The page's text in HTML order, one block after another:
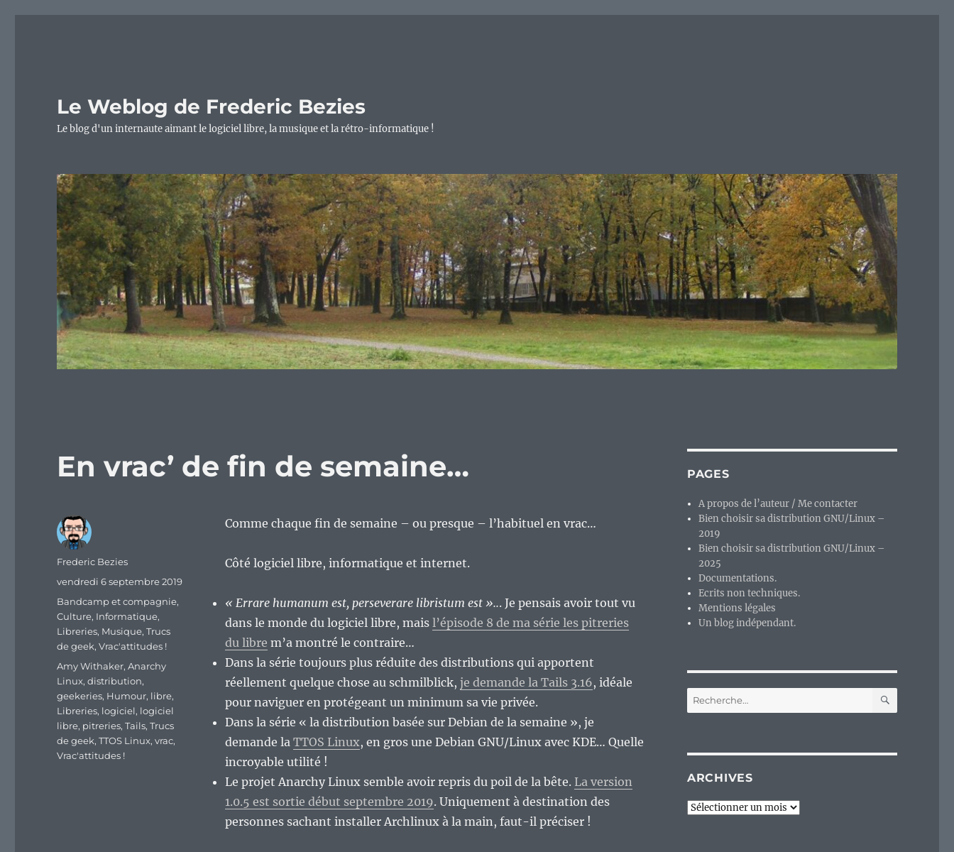
Le Weblog de Frederic Bezies
Le blog d'un internaute aimant le logiciel libre, la musique et la rétro-informatique !
En vrac’ de fin de semaine…
Comme chaque fin de semaine – ou presque – l’habituel en vrac…
Côté logiciel libre, informatique et internet.
« Errare humanum est, perseverare libristum est »... Je pensais avoir tout vu
dans le monde du logiciel libre, mais l’épisode 8 de ma série les pitreries
du libre m’a montré le contraire…
Dans la série toujours plus réduite des distributions qui apportent
réellement quelque chose au schmilblick, je demande la Tails 3.16, idéale
pour naviguer en protégeant un minimum sa vie privée.
Dans la série « la distribution basée sur Debian de la semaine », je
demande la TTOS Linux, en gros une Debian GNU/Linux avec KDE… Quelle
incroyable utilité !
Le projet Anarchy Linux semble avoir repris du poil de la bête. La version
1.0.5 est sortie début septembre 2019. Uniquement à destination des
personnes sachant installer Archlinux à la main, faut-il préciser !
Auteur
Frederic Bezies
Publié
vendredi 6 septembre 2019
Catégories
Bandcamp et compagnie,
Culture, Informatique,
Libreries, Musique,Trucs
de geek,Vrac'attitudes !
Étiquettes
Amy Withaker,Anarchy
Linux,distribution,
geekeries, Humour, libre,
Libreries, logiciel, logiciel
libre, pitreries,Tails,Trucs
de geek,TTOS Linux,vrac,
Vrac'attitudes !
PAGES
A propos de l’auteur / Me contacter
Bien choisir sa distribution GNU/Linux –
2019
Bien choisir sa distribution GNU/Linux –
2025
Documentations.
Ecrits non techniques.
Mentions légales
Un blog indépendant.
Recherche
pour :
ARCHIVES
Archives